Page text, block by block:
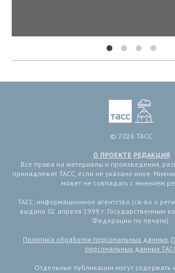
© 2026 ТАСС
О ПРОЕКТЕ РЕДАКЦИЯ
Все права на материалы и произведения,
принадлежат ТАСС, если не указано иное.
может не совпадать с мнением
ТАСС, информационное агентство (св-во о
выдано 02 апреля 1999 г. Государственным
Федерации по печати).
Политика обработки персональных данных,
персональных данных
Отдельные публикации могут